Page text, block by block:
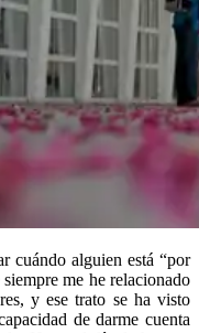
cuándo alguien está “por
me he relacionado
y ese trato se ha visto
de darme cuenta